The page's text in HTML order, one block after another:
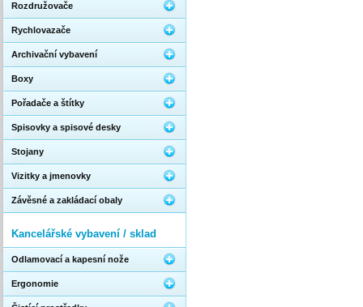
Rozdružovače
Rychlovazače
Archivační vybavení
Boxy
Pořadače a štítky
Spisovky a spisové desky
Stojany
Vizitky a jmenovky
Závěsné a zakládací obaly
Kancelářské vybavení / sklad
Odlamovací a kapesní nože
Ergonomie